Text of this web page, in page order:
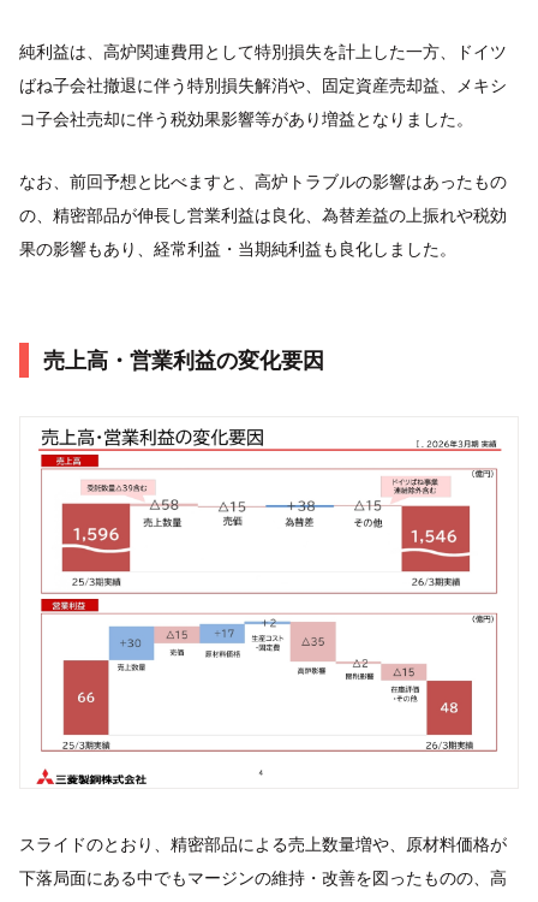
純利益は、高炉関連費用として特別損失を計上した一方、ドイツ
ばね子会社撤退に伴う特別損失解消や、固定資産売却益、メキシ
コ子会社売却に伴う税効果影響等があり増益となりました。
なお、前回予想と比べますと、高炉トラブルの影響はあったもの
の、精密部品が伸長し営業利益は良化、為替差益の上振れや税効
果の影響もあり、経常利益・当期純利益も良化しました。
売上高・営業利益の変化要因
スライドのとおり、精密部品による売上数量増や、原材料価格が
下落局面にある中でもマージンの維持・改善を図ったものの、高